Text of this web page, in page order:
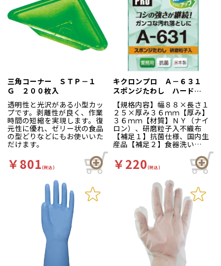
三角コーナー ＳＴＰ－１
Ｇ ２００枚入
透明性と光沢がある小型カッ
プです。剥離性が良く、作業
時間の短縮を実現します。復
元性に優れ、ゼリー状の食品
の型どりなどにもお使いいた
だけます。
￥801(税込)
キクロンプロ Ａ－６３１
スポンジたわし ハード
（Ｌ） グリーン
【規格内容】幅８８×長さ１
２５×厚み３６ｍｍ【厚み】
３６ｍｍ【材質】ＮＹ（ナイ
ロン）、研磨粒子入不織布
【補足１】抗菌仕様、国内生
産品【補足２】食器洗い
【色】青緑 多目的に使える
汎用型（ビッグサイズ）。ガ
ンコな汚れ落としに最適で
す！耐久性に優れたスポンジ
に、研磨力が優れた新開発の
特殊加工ナイロンたわしを貼
り合せました。
￥220(税込)